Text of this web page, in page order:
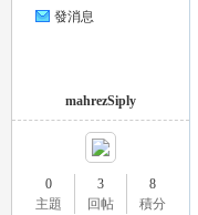
發消息
mahrezSiply
0
主題
3
回帖
8
積分